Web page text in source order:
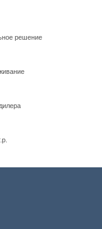
решение